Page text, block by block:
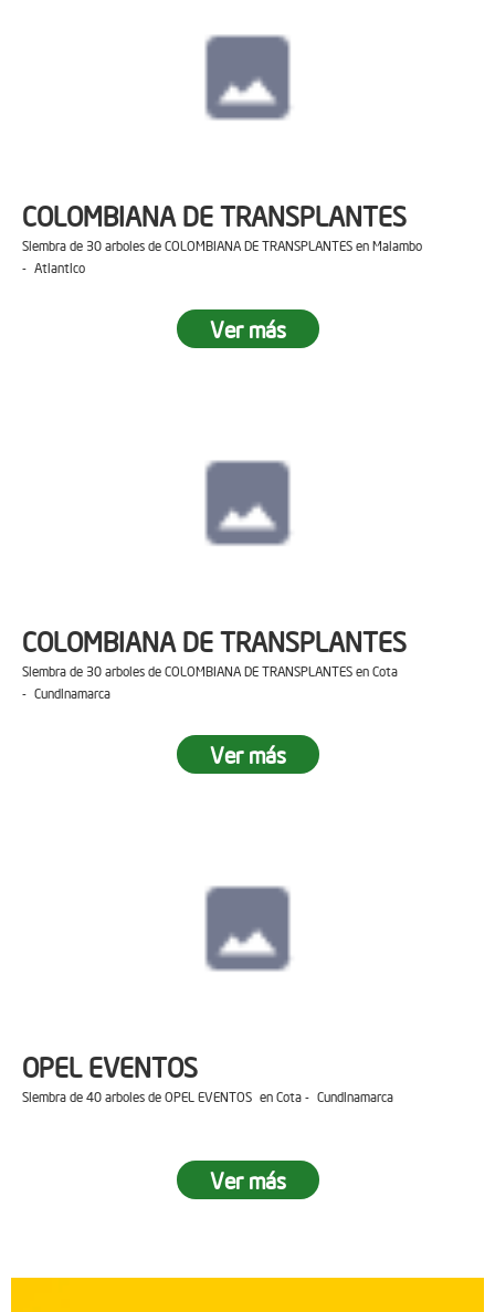
COLOMBIANA DE TRANSPLANTES
Siembra de 30 arboles de COLOMBIANA DE TRANSPLANTES en Malambo
- Atlantico
Ver más
COLOMBIANA DE TRANSPLANTES
Siembra de 30 arboles de COLOMBIANA DE TRANSPLANTES en Cota
- Cundinamarca
Ver más
OPEL EVENTOS
Siembra de 40 arboles de OPEL EVENTOS en Cota - Cundinamarca
Ver más